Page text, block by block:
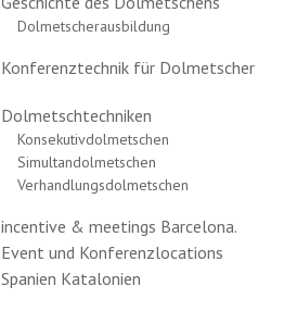
Dolmetscherausbildung
Konferenztechnik für Dolmetscher
Dolmetschtechniken
Konsekutivdolmetschen
Simultandolmetschen
Verhandlungsdolmetschen
incentive & meetings Barcelona.
Event und Konferenzlocations
Spanien Katalonien